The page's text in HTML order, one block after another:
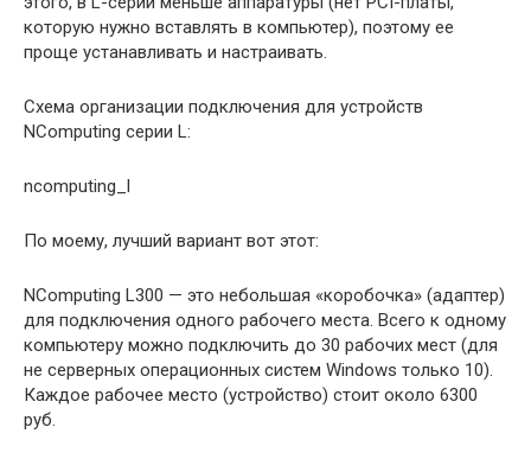
которую нужно вставлять в компьютер), поэтому ее
проще устанавливать и настраивать.
Схема организации подключения для устройств
NComputing серии L:
ncomputing_l
По моему, лучший вариант вот этот:
NComputing L300 — это небольшая «коробочка» (адаптер)
для подключения одного рабочего места. Всего к одному
компьютеру можно подключить до 30 рабочих мест (для
не серверных операционных систем Windows только 10).
Каждое рабочее место (устройство) стоит около 6300
руб.